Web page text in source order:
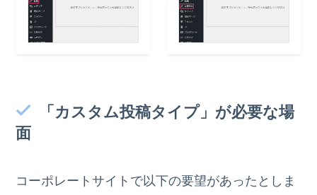
「カスタム投稿タイプ」が必要な場
面
コーポレートサイトで以下の要望があったとしま